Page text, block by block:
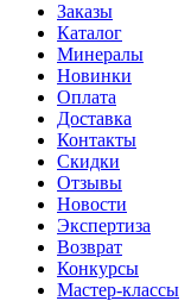
Заказы
Каталог
Минералы
Новинки
Оплата
Доставка
Контакты
Скидки
Отзывы
Новости
Экспертиза
Возврат
Конкурсы
Мастер-классы